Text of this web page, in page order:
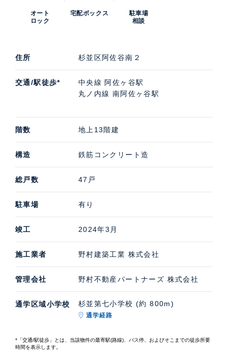
オート
ロック
宅配ボックス
駐車場
相談
住所 杉並区阿佐谷南２
交通/駅徒歩*
中央線 阿佐ヶ谷駅
丸ノ内線 南阿佐ヶ谷駅
階数 地上13階建
構造 鉄筋コンクリート造
総戸数 47戸
駐車場 有り
竣工 2024年3月
施工業者 野村建築工業 株式会社
管理会社 野村不動産パートナーズ 株式会社
通学区域小学校 杉並第七小学校 (約 800m)
通学経路
*「交通/駅徒歩」とは、当該物件の最寄駅(路線)、バス停、およびそこまでの徒歩所要
時間を表示します。